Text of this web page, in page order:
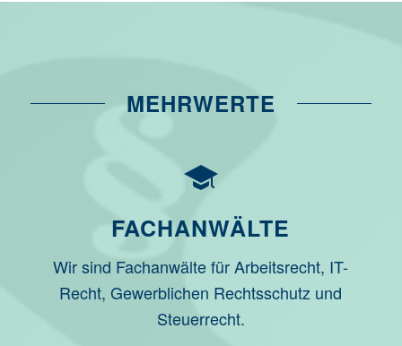
MEHRWERTE
FACHANWÄLTE
Wir sind Fachanwälte für Arbeitsrecht, IT-
Recht, Gewerblichen Rechtsschutz und
Steuerrecht.